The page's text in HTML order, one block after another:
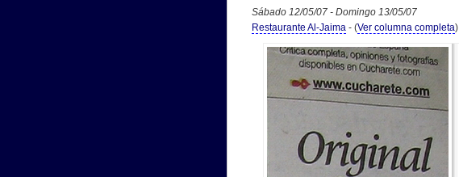
Sábado 12/05/07 - Domingo 13/05/07
Restaurante Al-Jaima - (Ver columna completa)